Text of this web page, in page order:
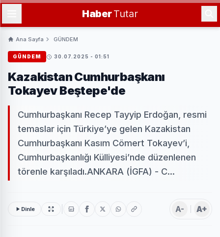
HaberTutar
Ana Sayfa GÜNDEM
GÜNDEM 30.07.2025 - 01:51
Kazakistan Cumhurbaşkanı
Tokayev Beştepe'de
Cumhurbaşkanı Recep Tayyip Erdoğan, resmi
temaslar için Türkiye’ye gelen Kazakistan
Cumhurbaşkanı Kasım Cömert Tokayev’i,
Cumhurbaşkanlığı Külliyesi’nde düzenlenen
törenle karşıladı.ANKARA (İGFA) - C...
Dinle A- A+